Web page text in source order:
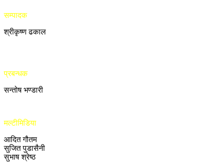
सम्पादक
श्रीकृष्ण ढकाल
प्रबन्धक
सन्तोष भण्डारी
मल्टीमिडिया
आदित गौतम
सुजित पुडासैनी
सुभाष श्रेष्ठ